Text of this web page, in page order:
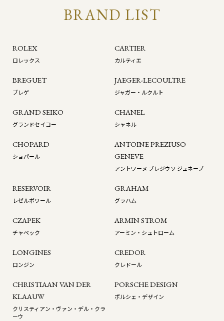
BRAND LIST
ROLEX
ロレックス
CARTIER
カルティエ
BREGUET
ブレゲ
JAEGER-LECOULTRE
ジャガー・ルクルト
GRAND SEIKO
グランドセイコー
CHANEL
シャネル
CHOPARD
ショパール
ANTOINE PREZIUSO
GENEVE
アントワーヌ プレジウソ ジュネーブ
RESERVOIR
レゼルボワール
GRAHAM
グラハム
CZAPEK
チャペック
ARMIN STROM
アーミン・シュトローム
LONGINES
ロンジン
CREDOR
クレドール
CHRISTIAAN VAN DER
KLAAUW
クリスティアン・ヴァン・デル・クラ
ーウ
PORSCHE DESIGN
ポルシェ・デザイン